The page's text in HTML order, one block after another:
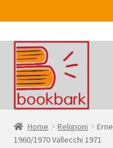
Vai
alla
navigazione
Vai
al
contenuto
HomeHome Religioni
1960/1970 Vallecchi 1971